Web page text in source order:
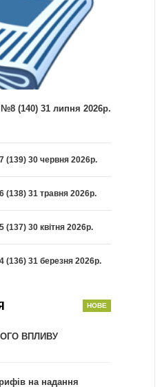
(140) 31 липня 2026р.
(139) 30 червня 2026р.
(138) 31 травня 2026р.
30 квітня 2026р.
(136) 31 березня 2026р.
ВПЛИВУ
на надання